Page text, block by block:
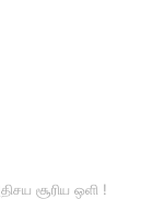
சூரிய ஒளி !